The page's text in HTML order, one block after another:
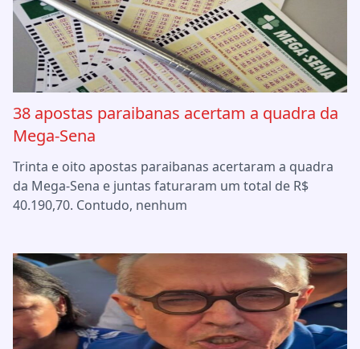
38 apostas paraibanas acertam a quadra da
Mega-Sena
Trinta e oito apostas paraibanas acertaram a quadra
da Mega-Sena e juntas faturaram um total de R$
40.190,70. Contudo, nenhum